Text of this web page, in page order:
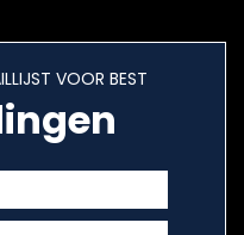
VOOR BEST